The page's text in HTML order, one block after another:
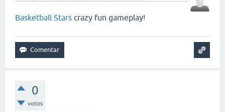
Basketball Stars crazy fun gameplay!
0
votos